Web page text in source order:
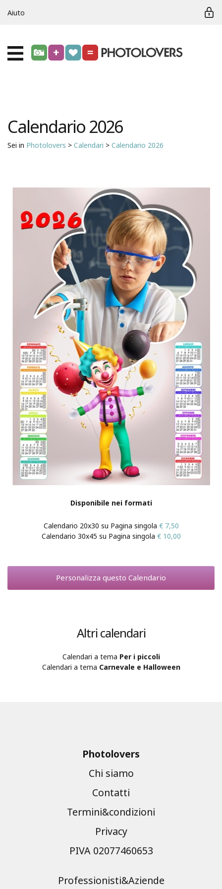
Aiuto
Calendario 2026
Sei in Photolovers > Calendari > Calendario 2026
Disponibile nei formati
Calendario 20x30 su Pagina singola € 7,50
Calendario 30x45 su Pagina singola € 10,00
Personalizza questo Calendario
Altri calendari
Calendari a tema Per i piccoli
Calendari a tema Carnevale e Halloween
Photolovers
Chi siamo
Contatti
Termini&condizioni
Privacy
PIVA 02077460653
Professionisti&Aziende